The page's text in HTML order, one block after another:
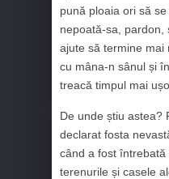
pună ploaia ori să
nepoată-sa, pardon,
ajute să termine mai
cu mâna-n sânul și
treacă timpul mai
De unde știu astea?
declarat fosta
când a fost
terenurile și casele